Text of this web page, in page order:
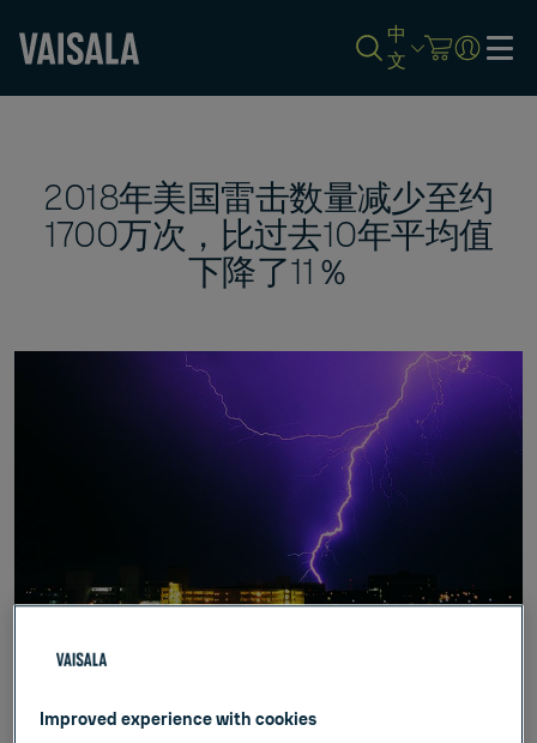
中
文
2018年美国雷击数量减少至约
1700万次，比过去10年平均值
下降了11％
Improved experience with cookies